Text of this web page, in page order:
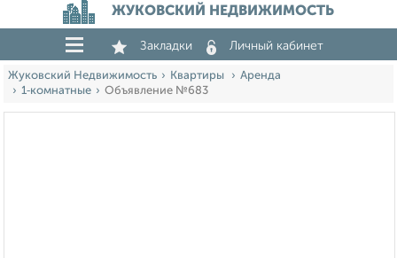
ЖУКОВСКИЙ НЕДВИЖИМОСТЬ
Закладки Личный кабинет
Жуковский Недвижимость Квартиры
Аренда
1‑комнатные
Объявление №683